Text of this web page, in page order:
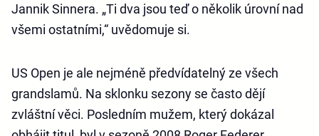
Jannik Sinnera. „Ti dva jsou teď o několik úrovní nad
všemi ostatními,“ uvědomuje si.
US Open je ale nejméně předvídatelný ze všech
grandslamů. Na sklonku sezony se často dějí
zvláštní věci. Posledním mužem, který dokázal